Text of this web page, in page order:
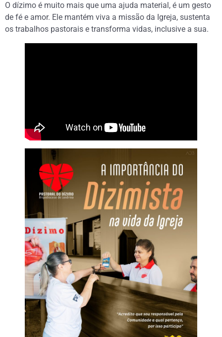
O dízimo é muito mais que uma ajuda material, é um gesto
de fé e amor. Ele mantém viva a missão da Igreja, sustenta
os trabalhos pastorais e transforma vidas, inclusive a sua.